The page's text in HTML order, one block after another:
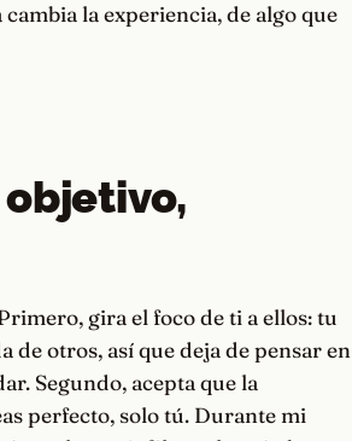
la experiencia, de algo que
gira el foco de ti a ellos: tu
otros, así que deja de pensar en
Segundo, acepta que la
perfecto, solo tú. Durante mi